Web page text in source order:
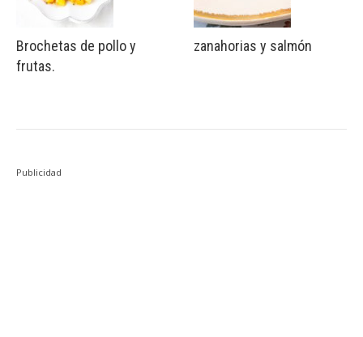
Brochetas de pollo y
frutas.
zanahorias y salmón
Publicidad